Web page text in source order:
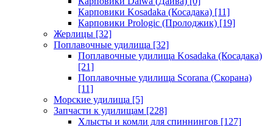
Карповики Kosadaka (Косадака) [11]
Карповики Prologic (Пролоджик) [19]
Жерлицы [32]
Поплавочные удилища [32]
Поплавочные удилища Kosadaka (Косадака)
[21]
Поплавочные удилища Scorana (Скорана)
[11]
Морские удилища [5]
Запчасти к удилищам [228]
Хлысты и комли для спиннингов [127]